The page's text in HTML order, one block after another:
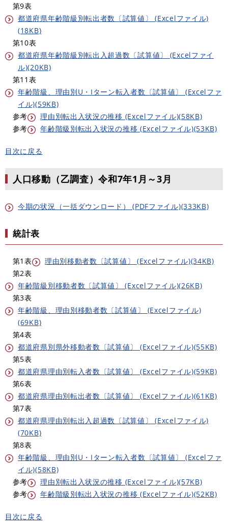
第9表
都道府県年齢階級別転出者数〔試算値〕 (Excelファイル)
(18KB)
第10表
都道府県年齢階級別転出入超過数〔試算値〕 (Excelファイ
ル)(20KB)
第11表
年齢階級、理由別U・Iターン転入者数〔試算値〕 (Excelファ
イル)(59KB)
参考
理由別転出入状況の推移 (Excelファイル)(58KB)
参考
年齢階級別転出入状況の推移 (Excelファイル)(53KB)
目次に戻る
人口移動（乙調査）令和7年1月～3月
今期の状況（一括ダウンロード） (PDFファイル)(333KB)
統計表
第1表
理由別移動者数〔試算値〕 (Excelファイル)(34KB)
第2表
年齢階級別移動者数〔試算値〕 (Excelファイル)(26KB)
第3表
年齢階級、理由別移動者数〔試算値〕 (Excelファイル)
(69KB)
第4表
都道府県別県外移動者数〔試算値〕 (Excelファイル)(55KB)
第5表
都道府県理由別転入者数〔試算値〕 (Excelファイル)(59KB)
第6表
都道府県理由別転出者数〔試算値〕 (Excelファイル)(61KB)
第7表
都道府県理由別転出入超過数〔試算値〕 (Excelファイル)
(70KB)
第8表
年齢階級、理由別U・Iターン転入者数〔試算値〕 (Excelファ
イル)(58KB)
参考
理由別転出入状況の推移 (Excelファイル)(57KB)
参考
年齢階級別転出入状況の推移 (Excelファイル)(52KB)
目次に戻る